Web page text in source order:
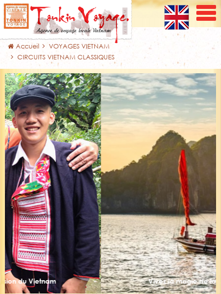
Accueil
VOYAGES VIETNAM
CIRCUITS VIETNAM CLASSIQUES
Vivez la magie de la baie d’Halong